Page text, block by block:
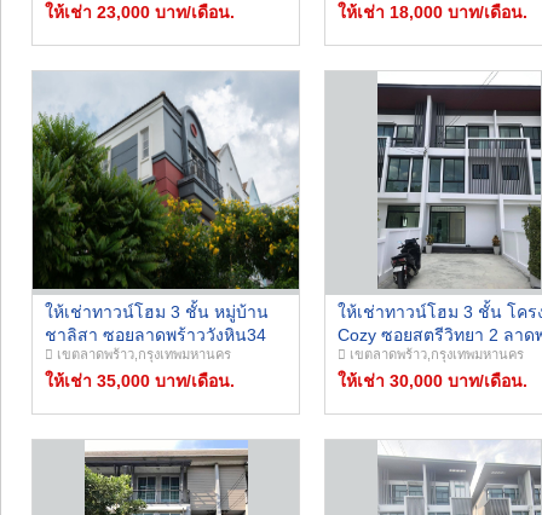
พัฒนา เหมาะสำหรับพักอาศัย
ให้เช่า 23,000 บาท/เดือน.
ออฟฟิศ จดบริษัทได้
ให้เช่า 18,000 บาท/เดือน.
ให้เช่าทาวน์โฮม 3 ชั้น หมู่บ้าน
ชาลิสา ซอยลาดพร้าววังหิน34
หลังใหญ่ พื้นที่ใช้สอยกว่า 200
ตร.ม. แอร์ 5 เครื่อง อยู่อาศัย หรือ
เขตลาดพร้าว,กรุงเทพมหานคร
ให้เช่า 35,000 บาท/เดือน.
ให้เช่าทาวน์โฮม 3 ชั้น โคร
Cozy ซอยสตรีวิทยา 2 ลาด
71 บ้านใหม่เอี่ยม อยู่อาศัยห
ออฟฟิศจดบริษัทได้
เขตลาดพร้าว,กรุงเทพมหานคร
ให้เช่า 30,000 บาท/เดือน.